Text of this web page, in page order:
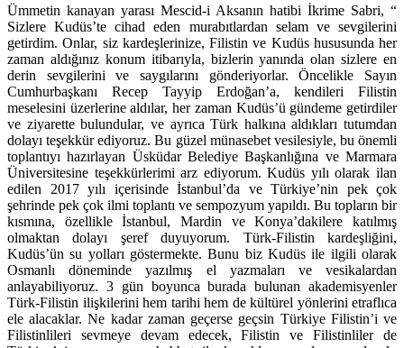
Ümmetin kanayan yarası Mescid-i Aksanın hatibi İkrime Sabri, “
Sizlere Kudüs’te cihad eden murabıtlardan selam ve sevgilerini
getirdim. Onlar, siz kardeşlerinize, Filistin ve Kudüs hususunda her
zaman aldığınız konum itibarıyla, bizlerin yanında olan sizlere en
derin sevgilerini ve saygılarını gönderiyorlar. Öncelikle Sayın
Cumhurbaşkanı Recep Tayyip Erdoğan’a, kendileri Filistin
meselesini üzerlerine aldılar, her zaman Kudüs’ü gündeme getirdiler
ve ziyarette bulundular, ve ayrıca Türk halkına aldıkları tutumdan
dolayı teşekkür ediyoruz. Bu güzel münasebet vesilesiyle, bu önemli
toplantıyı hazırlayanÜsküdar Belediye Başkanlığına ve Marmara
Üniversitesine teşekkürlerimi arz ediyorum. Kudüs yılı olarak ilan
edilen 2017 yılı içerisinde İstanbul’da ve Türkiye’nin pekçok
şehrinde pekçok ilmi toplantı ve sempozyum yapıldı. Bu topların bir
kısmına, özellikle İstanbul, Mardin ve Konya’dakilere katılmış
olmaktan dolayı şeref duyuyorum. Türk-Filistin kardeşliğini,
Kudüs’ün su yolları göstermekte. Bunu biz Kudüs ile ilgili olarak
Osmanlı döneminde yazılmış el yazmaları ve vesikalardan
anlayabiliyoruz. 3 gün boyunca burada bulunan akademisyenler
Türk-Filistin ilişkilerini hem tarihi hem de kültü rel yönlerini etraflıca
ele alacaklar. Ne kadar zaman geçerse geçsin Türkiye Filistin’i ve